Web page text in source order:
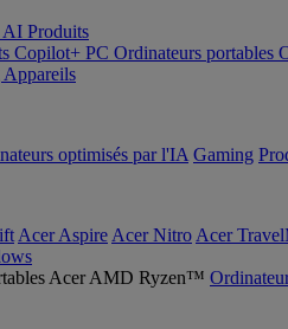
AI Produits
Copilot+ PC Ordinateurs portables
Appareils
optimisés par l'IA Gaming
Acer Aspire Acer Nitro Acer